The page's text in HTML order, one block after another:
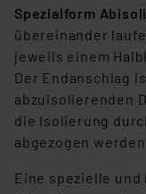
sich auf die
Europäischen
Beurteilung der
insbesondere der
verbundenen
Impressum|
Spezialform
übereinander
jeweils einem
Der Endanschlag
abzuisolierenden
die Isolierung
abgezogen werden
Eine spezielle